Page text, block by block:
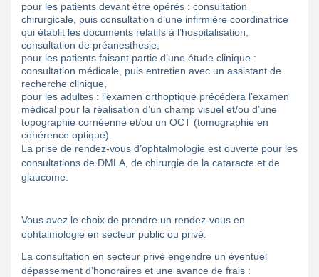
pour les patients devant être opérés : consultation
chirurgicale, puis consultation d’une infirmière coordinatrice
qui établit les documents relatifs à l’hospitalisation,
consultation de préanesthesie,
pour les patients faisant partie d’une étude clinique :
consultation médicale, puis entretien avec un assistant de
recherche clinique,
pour les adultes : l’examen orthoptique précédera l’examen
médical pour la réalisation d’un champ visuel et/ou d’une
topographie cornéenne et/ou un OCT (tomographie en
cohérence optique).
La prise de rendez-vous d’ophtalmologie est ouverte pour les
consultations de DMLA, de chirurgie de la cataracte et de
glaucome.
Vous avez le choix de prendre un rendez-vous en
ophtalmologie en secteur public ou privé.
La consultation en secteur privé engendre un éventuel
dépassement d’honoraires et une avance de frais :